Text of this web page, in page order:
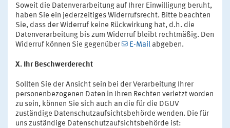
Soweit die Datenverarbeitung auf Ihrer Einwilligung beruht,
haben Sie ein jederzeitiges Widerrufsrecht. Bitte beachten
Sie, dass der Widerruf keine Rückwirkung hat, d.h. die
Datenverarbeitung bis zum Widerruf bleibt rechtmäßig. Den
Widerruf können Sie gegenüber
E-Mail abgeben.
X. Ihr Beschwerderecht
Sollten Sie der Ansicht sein bei der Verarbeitung Ihrer
personenbezogenen Daten in Ihren Rechten verletzt worden
zu sein, können Sie sich auch an die für die DGUV
zuständige Datenschutzaufsichtsbehörde wenden. Die für
uns zuständige Datenschutzaufsichtsbehörde ist: